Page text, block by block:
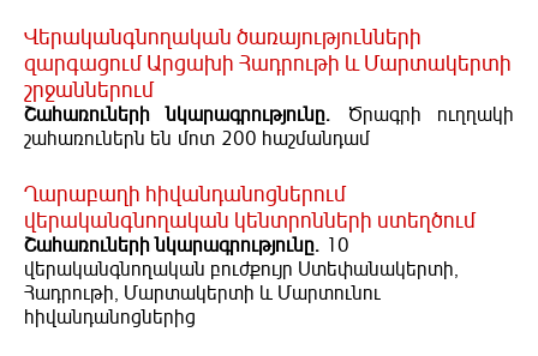
Վերականգնողական ծառայությունների
զարգացում Արցախի Հադրութի և Մարտակերտի
շրջաններում
Շահառուների նկարագրությունը.
Ծրագրի ուղղակի
շահառուներն են մոտ 200 հաշմանդամ
Ղարաբաղի հիվանդանոցներում
վերականգնողական կենտրոնների ստեղծում
Շահառուների նկարագրությունը. 10
վերականգնողական բուժքույր Ստեփանակերտի,
Հադրութի, Մարտակերտի և Մարտունու
հիվանդանոցներից